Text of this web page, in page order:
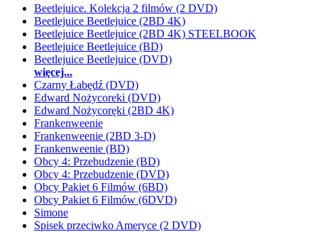
Beetlejuice. Kolekcja 2 filmów (2 DVD)
Beetlejuice Beetlejuice (2BD 4K)
Beetlejuice Beetlejuice (2BD 4K) STEELBOOK
Beetlejuice Beetlejuice (BD)
Beetlejuice Beetlejuice (DVD)
więcej...
Czarny Łabędź (DVD)
Edward Nożycoreki (DVD)
Edward Nożycoręki (2BD 4K)
Frankenweenie
Frankenweenie (2BD 3-D)
Frankenweenie (BD)
Obcy 4: Przebudzenie (BD)
Obcy 4: Przebudzenie (DVD)
Obcy Pakiet 6 Filmów (6BD)
Obcy Pakiet 6 Filmów (6DVD)
Simone
Spisek przeciwko Ameryce (2 DVD)